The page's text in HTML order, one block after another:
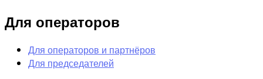
Для операторов
Для операторов и партнёров
Для председателей